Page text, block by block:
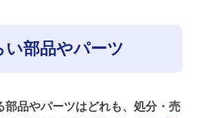
い部品やパーツ
部品やパーツはどれも、処分・売